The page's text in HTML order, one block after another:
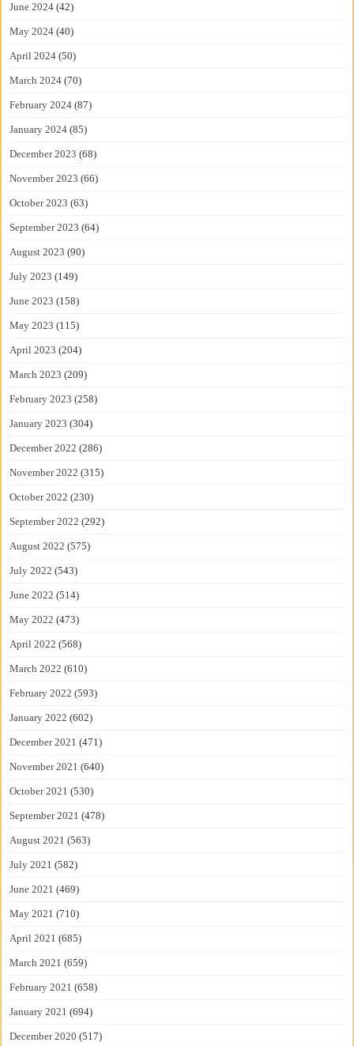
June 2024 (42)
May 2024 (40)
April 2024 (50)
March 2024 (70)
February 2024 (87)
January 2024 (85)
December 2023 (68)
November 2023 (66)
October 2023 (63)
September 2023 (64)
August 2023 (90)
July 2023 (149)
June 2023 (158)
May 2023 (115)
April 2023 (204)
March 2023 (209)
February 2023 (258)
January 2023 (304)
December 2022 (286)
November 2022 (315)
October 2022 (230)
September 2022 (292)
August 2022 (575)
July 2022 (543)
June 2022 (514)
May 2022 (473)
April 2022 (568)
March 2022 (610)
February 2022 (593)
January 2022 (602)
December 2021 (471)
November 2021 (640)
October 2021 (530)
September 2021 (478)
August 2021 (563)
July 2021 (582)
June 2021 (469)
May 2021 (710)
April 2021 (685)
March 2021 (659)
February 2021 (658)
January 2021 (694)
December 2020 (517)